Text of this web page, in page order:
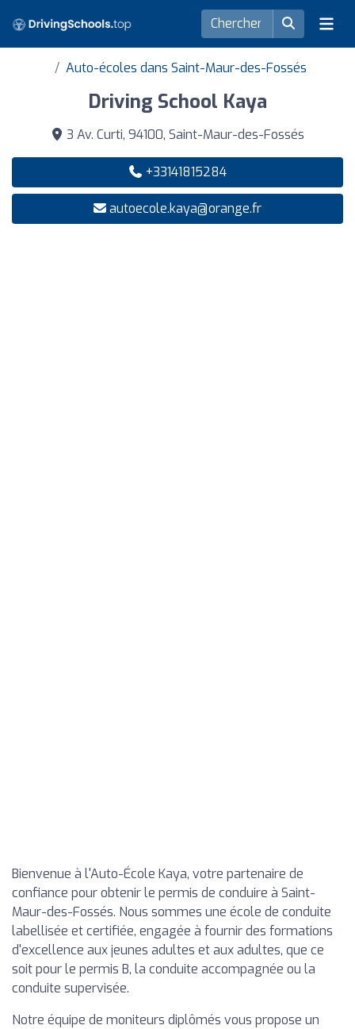
Auto-écoles dans Saint-Maur-des-Fossés
Driving School Kaya
3 Av. Curti, 94100, Saint-Maur-des-Fossés
+33141815284
autoecole.kaya@orange.fr
Bienvenue à l'Auto-École Kaya, votre partenaire de
confiance pour obtenir le permis de conduire à Saint-
Maur-des-Fossés. Nous sommes une école de conduite
labellisée et certifiée, engagée à fournir des formations
d'excellence aux jeunes adultes et aux adultes, que ce
soit pour le permis B, la conduite accompagnée ou la
conduite supervisée.
Notre équipe de moniteurs diplômés vous propose un